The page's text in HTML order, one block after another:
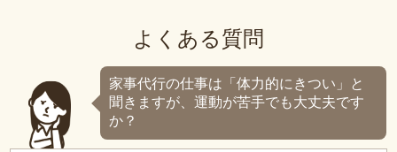
よくある質問
家事代行の仕事は「体力的にきつい」と
聞きますが、運動が苦手でも大丈夫です
か？